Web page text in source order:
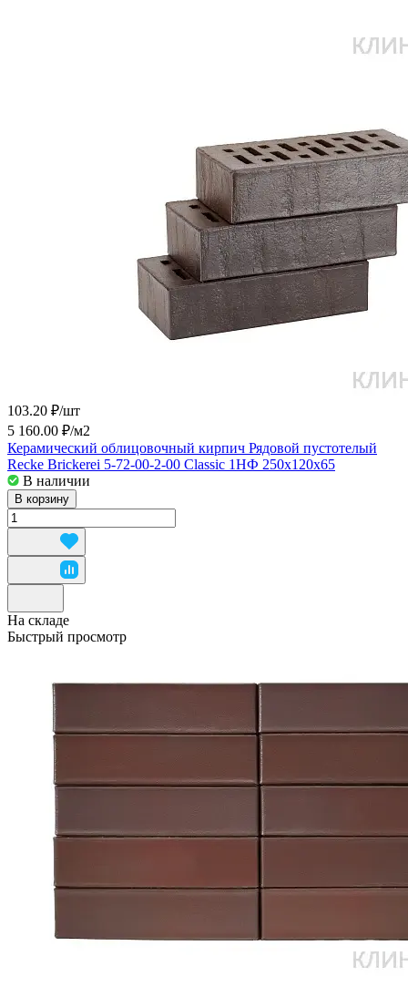
103.20 ₽/шт
5 160.00 ₽/м2
Керамический облицовочный кирпич Рядовой пустотелый
Recke Brickerei 5-72-00-2-00 Classic 1НФ 250x120x65
В наличии
В корзину
На складе
Быстрый просмотр